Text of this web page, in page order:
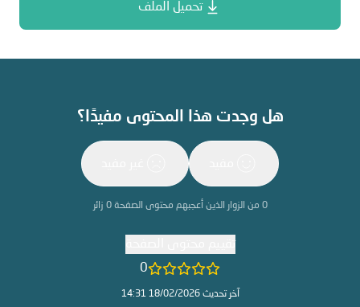
تحميل الملف
هل وجدت هذا المحتوى مفيدًا؟
0 من الزوار الذين أعجبهم محتوى الصفحة0 زائر
0
آخر تحديث 18/02/2026 14:31